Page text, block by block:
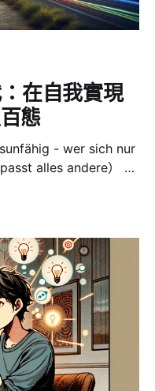
智慧型手機和交友軟體
，但這種方便性也帶來
。 這種對「完
的態度，我們可以像
在自我實現
態
- wer sich nur
alles andere） 每
？那些倘若當初的時
望住在柏林郊區的父
的生活相距甚遠。然
時，我不禁開始比較自
我這年紀時的生活狀
生地圖上迷失了方向。